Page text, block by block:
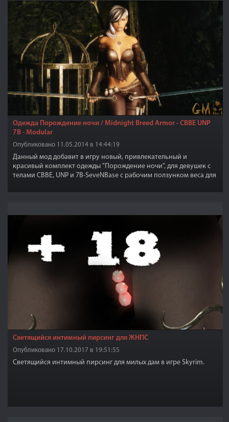
Одежда Порождение ночи / Midnight Breed Armor - CBBE UNP
7B - Modular
Опубликовано 11.05.2014 в 14:44:19
Данный мод добавит в игру новый, привлекательный и
красивый комплект одежды "Порождение ночи", для девушек с
телами CBBE, UNP и 7B-SeveNBase с рабочим ползунком веса для
Светящийся интимный пирсинг для ЖНПС
Опубликовано 17.10.2017 в 19:51:55
Светящийся интимный пирсинг для милых дам в игре Skyrim.